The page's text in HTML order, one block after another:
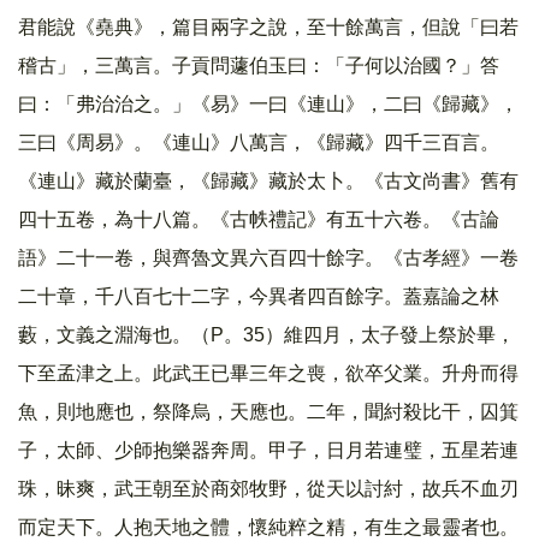
君能說《堯典》，篇目兩字之說，至十餘萬言，但說「曰若
稽古」，三萬言。子貢問蘧伯玉曰：「子何以治國？」答
曰：「弗治治之。」《易》一曰《連山》，二曰《歸藏》，
三曰《周易》。《連山》八萬言，《歸藏》四千三百言。
《連山》藏於蘭臺，《歸藏》藏於太卜。《古文尚書》舊有
四十五卷，為十八篇。《古帙禮記》有五十六卷。《古論
語》二十一卷，與齊魯文異六百四十餘字。《古孝經》一卷
二十章，千八百七十二字，今異者四百餘字。蓋嘉論之林
藪，文義之淵海也。（P。35）維四月，太子發上祭於畢，
下至孟津之上。此武王已畢三年之喪，欲卒父業。升舟而得
魚，則地應也，祭降烏，天應也。二年，聞紂殺比干，囚箕
子，太師、少師抱樂器奔周。甲子，日月若連璧，五星若連
珠，昧爽，武王朝至於商郊牧野，從天以討紂，故兵不血刃
而定天下。人抱天地之體，懷純粹之精，有生之最靈者也。